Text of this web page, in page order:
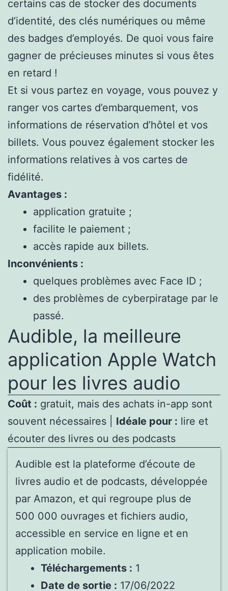
certains cas de stocker des documents
d’identité, des clés numériques ou même
des badges d’employés. De quoi vous faire
gagner de précieuses minutes si vous êtes
en retard !
Et si vous partez en voyage, vous pouvez y
ranger vos cartes d’embarquement, vos
informations de réservation d’hôtel et vos
billets. Vous pouvez également stocker les
informations relatives à vos cartes de
fidélité.
Avantages :
application gratuite ;
facilite le paiement ;
accès rapide aux billets.
Inconvénients :
quelques problèmes avec Face ID ;
des problèmes de cyberpiratage par le
passé.
Audible, la meilleure
application Apple Watch
pour les livres audio
Coût : gratuit, mais des achats in-app sont
souvent nécessaires | Idéale pour : lire et
écouter des livres ou des podcasts
Audible est la plateforme d’écoute de
livres audio et de podcasts, développée
par Amazon, et qui regroupe plus de
500 000 ouvrages et fichiers audio,
accessible en service en ligne et en
application mobile.
Téléchargements : 1
Date de sortie : 17/06/2022